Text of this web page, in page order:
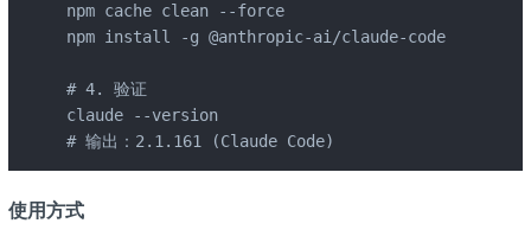
npm cache clean --force
npm install -g @anthropic-ai/claude-code
# 4. 验证
claude --version
# 输出：2.1.161 (Claude Code)
使用方式